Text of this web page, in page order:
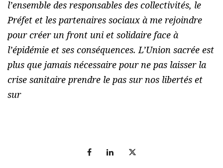
l’ensemble des responsables des collectivités, le
Préfet et les partenaires sociaux à me rejoindre
pour créer un front uni et solidaire face à
l’épidémie et ses conséquences. L’Union sacrée est
plus que jamais nécessaire pour ne pas laisser la
crise sanitaire prendre le pas sur nos libertés et
sur